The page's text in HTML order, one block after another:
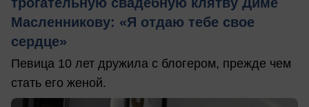
Масленникову: «Я отдаю тебе свое
сердце»
Певица 10 лет дружила с блогером, прежде чем
стать его женой.